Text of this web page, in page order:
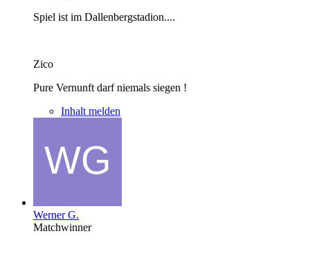
Spiel ist im Dallenbergstadion....
Zico
Pure Vernunft darf niemals siegen !
Inhalt melden
Werner G.
Matchwinner